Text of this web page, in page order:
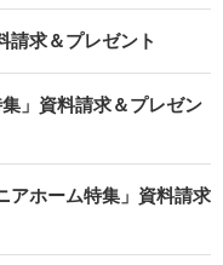
請求＆プレゼント
」資料請求＆プレゼン
アホーム特集」資料請求